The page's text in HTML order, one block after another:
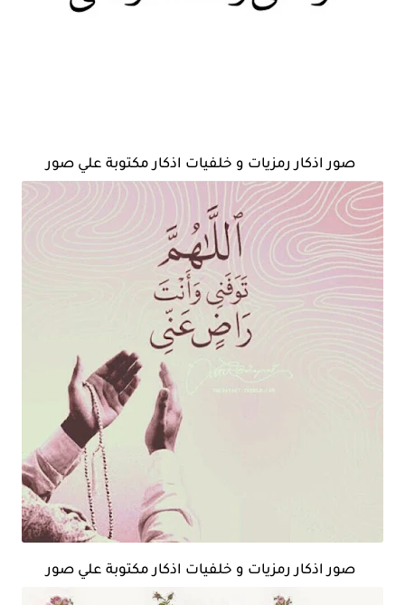
صور اذكار رمزيات و خلفيات اذكار مكتوبة علي صور
صور اذكار رمزيات و خلفيات اذكار مكتوبة علي صور